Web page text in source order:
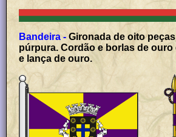
Bandeira - Gironada de oito
púrpura. Cordão e borlas de ouro
e lança de ouro.